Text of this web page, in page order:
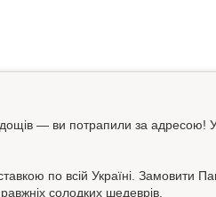
— ви потрапили за
по всій Україні. Замовити
солодких шедеврів.